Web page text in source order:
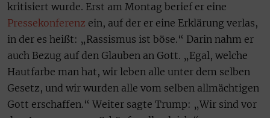
kritisiert wurde. Erst am Montag berief er eine
Pressekonferenz ein, auf der er eine Erklärung verlas,
in der es heißt: „Rassismus ist böse.“ Darin nahm er
auch Bezug auf den Glauben an Gott. „Egal, welche
Hautfarbe man hat, wir leben alle unter dem selben
Gesetz, und wir wurden alle vom selben allmächtigen
Gott erschaffen.“ Weiter sagte Trump: „Wir sind vor